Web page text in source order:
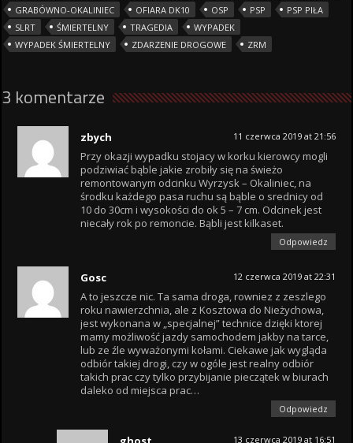
GRABÓWNO-OKALINIEC
OFIARA DK10 OSP PSP
PSP PIŁA
SLRT
ŚMIERTELNY TRAGEDIA
WYPADEK
WYPADEK ŚMIERTELNY
ZDARZENIE DROGOWE ZRM
3 komentarze
zbych 11 czerwca 2019 at 21:56
Przy okazji wypadku stojacy w korku kierowcy mogli
podziwiać bąble jakie zrobiły się na świeżo
remontowanym odcinku Wyrzysk – Okaliniec, na
środku każdego pasa ruchu są bąble o srednicy od
10 do 30cm i wysokości do ok 5 – 7 cm. Odcinek jest
niecały rok po remoncie. Bąbli jest kilkaset.
Odpowiedz
Gosc 12 czerwca 2019 at 22:31
A to jeszcze nic. Ta sama droga, rowniez z zeszlego
roku nawierzchnia, ale z Kosztowa do Nieżychowa,
jest wykonana w „specjalnej” technice dzięki ktorej
mamy możliwość jazdy samochodem jakby na tarce,
lub ze źle wyważonymi kołami. Ciekawe jak wygląda
odbiór takiej drogi, czy w ogóle jest realny odbiór
takich prac czy tylko przybijanie pieczątek w biurach
daleko od miejsca prac…
Odpowiedz
13 czerwca 2019 at 16:51